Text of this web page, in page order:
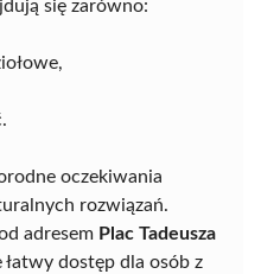
się zarówno:
oczekiwania
rozwiązań.
adresem Plac Tadeusza
dostęp dla osób z